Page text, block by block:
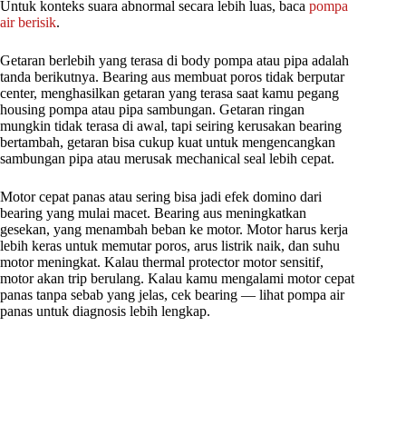
Untuk konteks suara abnormal secara lebih luas, baca pompa
air berisik.
Getaran berlebih yang terasa di body pompa atau pipa adalah
tanda berikutnya. Bearing aus membuat poros tidak berputar
center, menghasilkan getaran yang terasa saat kamu pegang
housing pompa atau pipa sambungan. Getaran ringan
mungkin tidak terasa di awal, tapi seiring kerusakan bearing
bertambah, getaran bisa cukup kuat untuk mengencangkan
sambungan pipa atau merusak mechanical seal lebih cepat.
Motor cepat panas atau sering bisa jadi efek domino dari
bearing yang mulai macet. Bearing aus meningkatkan
gesekan, yang menambah beban ke motor. Motor harus kerja
lebih keras untuk memutar poros, arus listrik naik, dan suhu
motor meningkat. Kalau thermal protector motor sensitif,
motor akan trip berulang. Kalau kamu mengalami motor cepat
panas tanpa sebab yang jelas, cek bearing — lihat pompa air
panas untuk diagnosis lebih lengkap.